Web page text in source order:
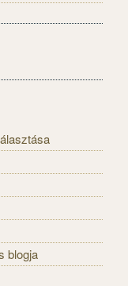
blogja